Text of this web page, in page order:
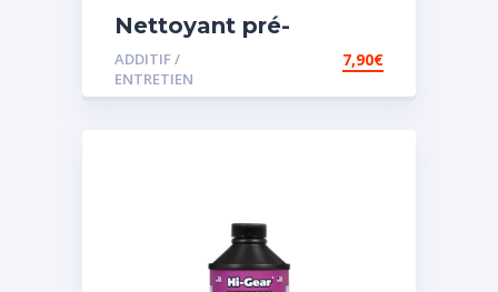
Nettoyant pré-
vidange
ADDITIF /
ENTRETIEN
7,90€